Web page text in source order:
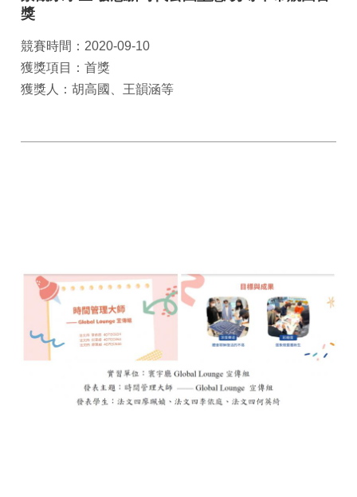
獎
競賽時間：2020-09-10
獲獎項目：首獎
獲獎人：胡高國、王韻涵等